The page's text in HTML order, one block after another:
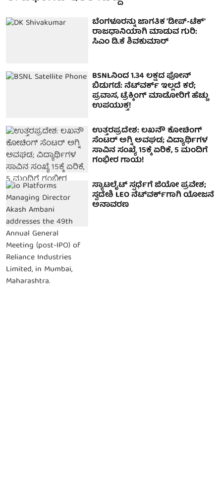
ಬೆಂಗಳೂರನ್ನು ಜಾಗತಿಕ 'ಡೀಪ್-ಟೆಕ್'
ರಾಜಧಾನಿಯಾಗಿ ಮಾಡುವ ಗುರಿ:
ಸಿಎಂ ಡಿ.ಕೆ ಶಿವಕುಮಾರ್
BSNLನಿಂದ 1.34 ಲಕ್ಷದ ಫೋನ್
ಬಿಡುಗಡೆ: ನೆಟ್‌ವರ್ಕ್‌ ಇಲ್ಲದೆ ಕರೆ;
ಪ್ರವಾಸ, ಟ್ರೆಕ್ಕಿಂಗ್ ಮಾಡೋರಿಗೆ ಹೆಚ್ಚು
ಉಪಯುಕ್ತ!
ಉತ್ತರಪ್ರದೇಶ: ಲಖನೌ ಕೋಚಿಂಗ್
ಸೆಂಟರ್ ಅಗ್ನಿ ಅವಘಡ; ವಿದ್ಯಾರ್ಥಿಗಳ
ಸಾವಿನ ಸಂಖ್ಯೆ 15ಕ್ಕೆ ಏರಿಕೆ, 5 ಮಂದಿಗೆ
ಗಂಭೀರ ಗಾಯ!
ಸ್ಯಾಟಲೈಟ್ ಸ್ಪರ್ಧೆಗೆ ಜಿಯೋ ಪ್ರವೇಶ;
ಸ್ವದೇಶಿ LEO ನೆಟ್‌ವರ್ಕ್‌ಗಾಗಿ ಯೋಜನೆ
ಅನಾವರಣ